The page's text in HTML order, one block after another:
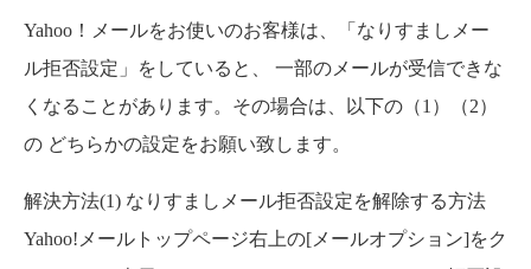
Yahoo！メールをお使いのお客様は、「なりすましメー
ル拒否設定」をしていると、 一部のメールが受信できな
くなることがあります。その場合は、以下の（1）（2）
の どちらかの設定をお願い致します。
解決方法(1) なりすましメール拒否設定を解除する方法
Yahoo!メールトップページ右上の[メールオプション]をク